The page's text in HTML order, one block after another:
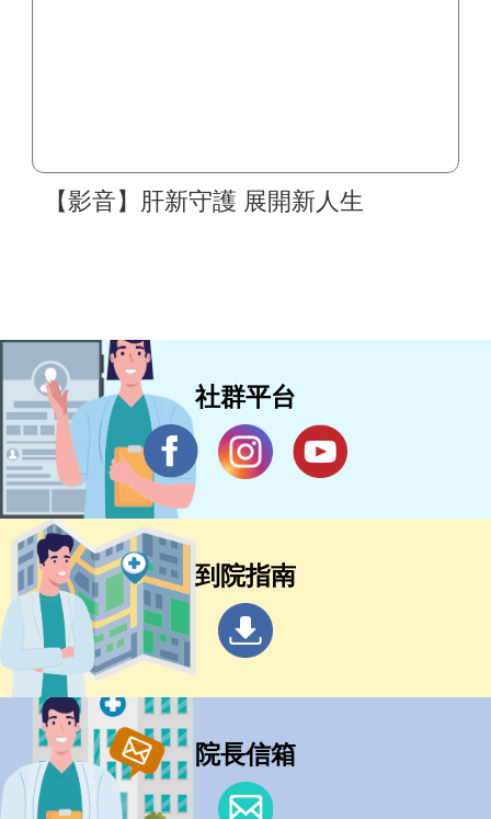
【影音】肝新守護 展開新人生
社群平台
到院指南
院長信箱